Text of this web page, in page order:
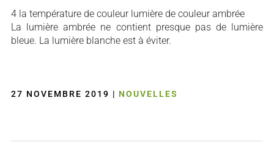
4 la température de couleur lumière de couleur ambrée
La lumière ambrée ne contient presque pas de lumière
bleue. La lumière blanche est à éviter.
27 NOVEMBRE 2019 | NOUVELLES